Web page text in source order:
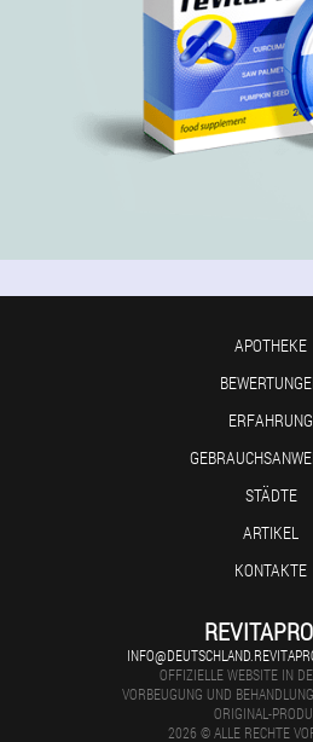
APOTHEKE
ERFAHRUNG
STÄDTE
ARTIKEL
KONTAKTE
OFFIZIELLE WEBSITE IN
VORBEUGUNG UND
ORIGINAL-
2026 © ALLE RECHTE